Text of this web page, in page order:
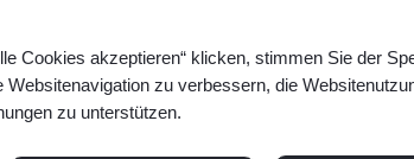
-
Cookies akzeptieren“ klicken, stimmen Sie der
Websitenavigation zu verbessern, die
zu unterstützen.